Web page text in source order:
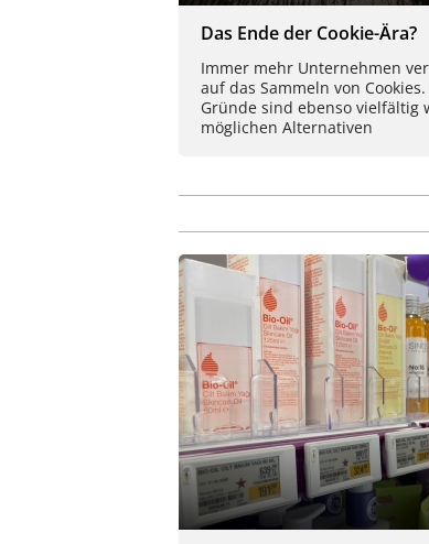
Das Ende der Cookie-Ära?
Immer mehr Unternehmen
auf das Sammeln von
Gründe sind ebenso vielfältig
möglichen Alternativen